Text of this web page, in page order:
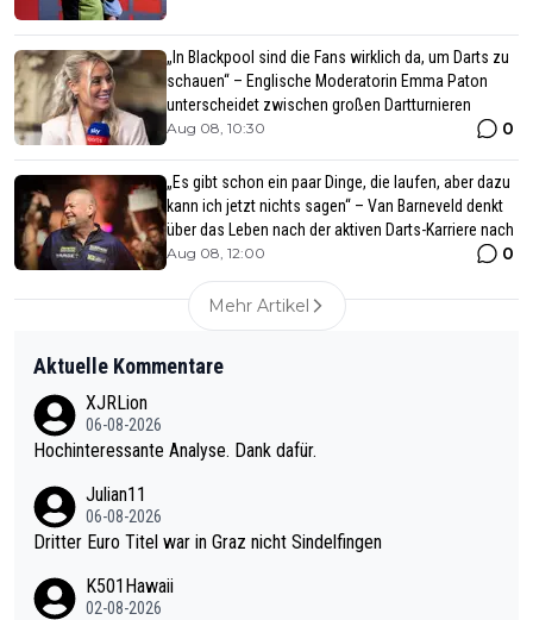
„In Blackpool sind die Fans wirklich da, um Darts zu
schauen“ – Englische Moderatorin Emma Paton
unterscheidet zwischen großen Dartturnieren
Aug 08, 10:30 0
„Es gibt schon ein paar Dinge, die laufen, aber dazu
kann ich jetzt nichts sagen“ – Van Barneveld denkt
über das Leben nach der aktiven Darts-Karriere nach
Aug 08, 12:00 0
Mehr Artikel
Aktuelle Kommentare
XJRLion
06-08-2026
Hochinteressante Analyse. Dank dafür.
Julian11
06-08-2026
Dritter Euro Titel war in Graz nicht Sindelfingen
K501Hawaii
02-08-2026